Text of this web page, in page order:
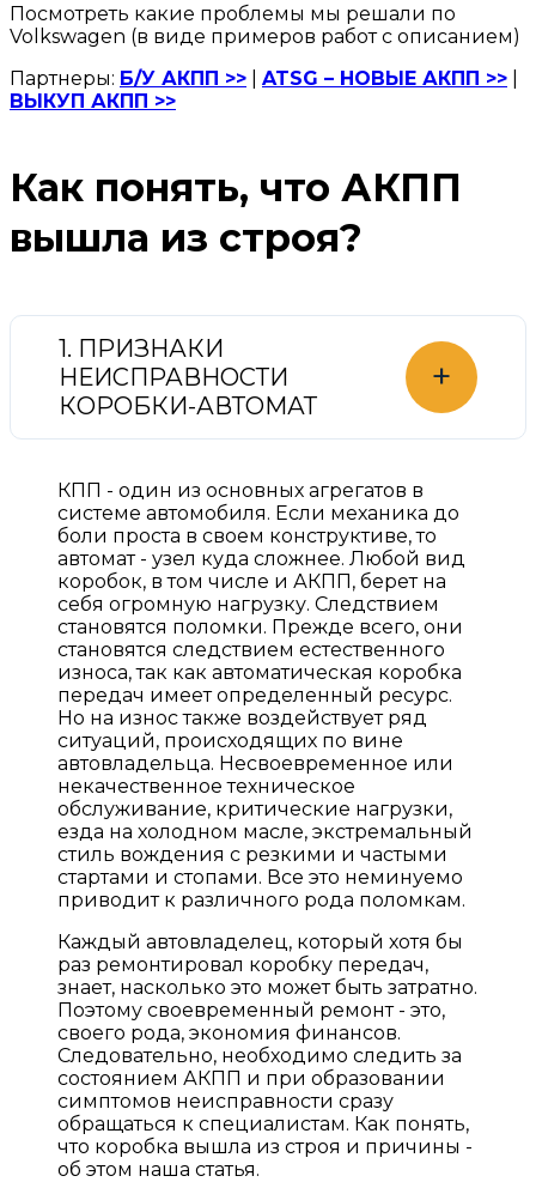
Посмотреть какие проблемы мы решали по
Volkswagen (в виде примеров работ с описанием)
Партнеры: Б/У АКПП >> ATSG – НОВЫЕ АКПП >>
ВЫКУП АКПП >>
Как понять, что АКПП
вышла из строя?
1. ПРИЗНАКИ
НЕИСПРАВНОСТИ
КОРОБКИ-АВТОМАТ
+
КПП - один из основных агрегатов в
системе автомобиля. Если механика до
боли проста в своем конструктиве, то
автомат - узел куда сложнее. Любой вид
коробок, в том числе и АКПП, берет на
себя огромную нагрузку. Следствием
становятся поломки. Прежде всего, они
становятся следствием естественного
износа, так как автоматическая коробка
передач имеет определенный ресурс.
Но на износ также воздействует ряд
ситуаций, происходящих по вине
автовладельца. Несвоевременное или
некачественное техническое
обслуживание, критические нагрузки,
езда на холодном масле, экстремальный
стиль вождения с резкими и частыми
стартами и стопами. Все это неминуемо
приводит к различного рода поломкам.
Каждый автовладелец, который хотя бы
раз ремонтировал коробку передач,
знает, насколько это может быть затратно.
Поэтому своевременный ремонт - это,
своего рода, экономия финансов.
Следовательно, необходимо следить за
состоянием АКПП и при образовании
симптомов неисправности сразу
обращаться к специалистам. Как понять,
что коробка вышла из строя и причины -
об этом наша статья.